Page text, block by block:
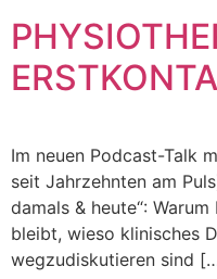
Im neuen Podcast-Talk
seit Jahrzehnten am
damals & heute“:
bleibt, wieso klinisches
wegzudiskutieren sind